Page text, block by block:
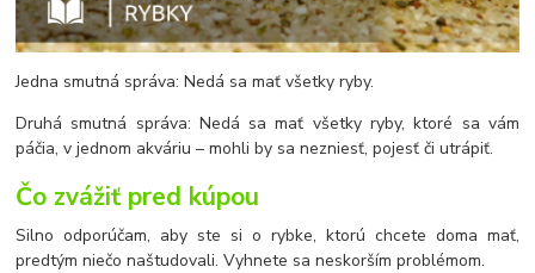
Jedna smutná správa: Nedá sa mať všetky ryby.
Druhá smutná správa: Nedá sa mať všetky ryby, ktoré sa vám
páčia, v jednom akváriu – mohli by sa nezniesť, pojesť či utrápiť.
Čo zvážiť pred kúpou
Silno odporúčam, aby ste si o rybke, ktorú chcete doma mať,
predtým niečo naštudovali. Vyhnete sa neskorším problémom.